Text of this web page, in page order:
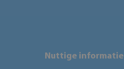
Nuttige informatie